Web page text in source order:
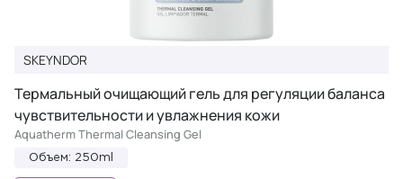
SKEYNDOR
Термальный очищающий гель для регуляции баланса
чувствительности и увлажнения кожи
Aquatherm Thermal Cleansing Gel
Объем: 250ml